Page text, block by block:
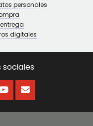
personales
digitales
sociales